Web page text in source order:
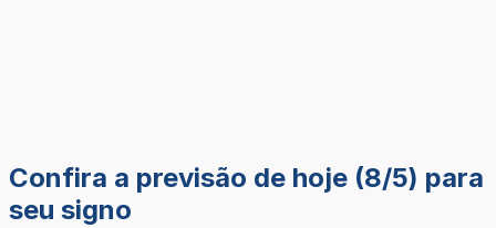
Confira a previsão de hoje (8/5) para
seu signo